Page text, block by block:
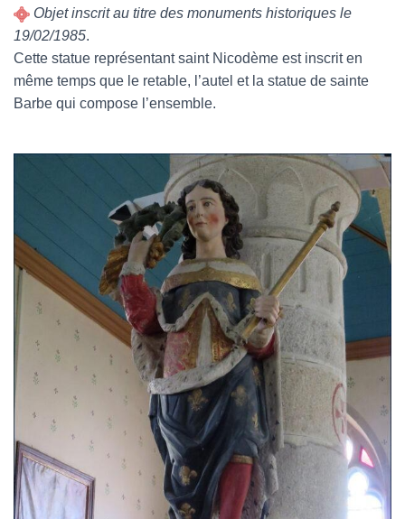
Objet inscrit au titre des monuments historiques le
19/02/1985.
Cette statue représentant saint Nicodème est inscrit en
même temps que le retable, l’autel et la statue de sainte
Barbe qui compose l’ensemble.